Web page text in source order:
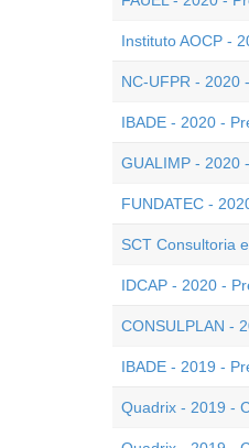
Instituto AOCP -
NC-UFPR - 2020
IBADE - 2020 -
GUALIMP - 2020
FUNDATEC -
SCT Consultoria
IDCAP - 2020 -
CONSULPLAN -
IBADE - 2019 -
Quadrix - 2019 -